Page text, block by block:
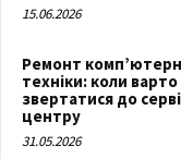
15.06.2026
Ремонт
техніки: коли варто
звертатися до
центру
31.05.2026